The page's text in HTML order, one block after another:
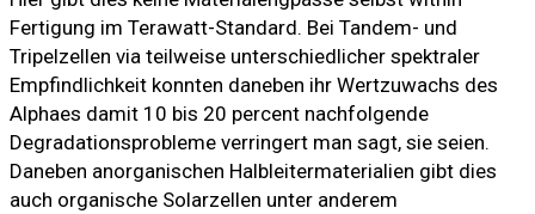
Fertigung im Terawatt-Standard. Bei Tandem- und
Tripelzellen via teilweise unterschiedlicher spektraler
Empfindlichkeit konnten daneben ihr Wertzuwachs des
Alphaes damit 10 bis 20 percent nachfolgende
Degradationsprobleme verringert man sagt, sie seien.
Daneben anorganischen Halbleitermaterialien gibt dies
auch organische Solarzellen unter anderem